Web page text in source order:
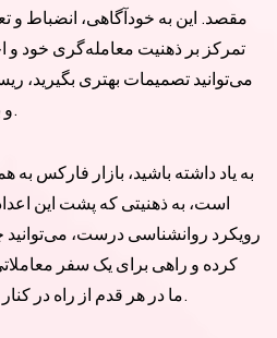
مقصد. این به خودآگاهی، انضباط و
تمرکز بر ذهنیت معامله‌گری خود و
می‌توانید تصمیمات بهتری بگیرید،
و به موفقیت مداوم دست یابید.
به یاد داشته باشید، بازار فارکس به
است، به ذهنیتی که پشت این
رویکرد روانشناسی درست،
کرده و راهی برای یک سفر
بازارهای CWG، ما در هر قدم از راه در کنار شما هستیم.